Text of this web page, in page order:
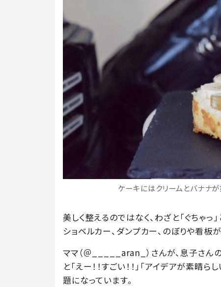
ケーキにはクリームとバナナ
美しく整えるのではなく、わざと「ぐちゃっ
ショベルカー、ダンプカー、のぼりや看板
ママ（＠_____aran_）さんが、息子さ
と「えー！！すごい！！」「アイデアが素晴
題になっています。